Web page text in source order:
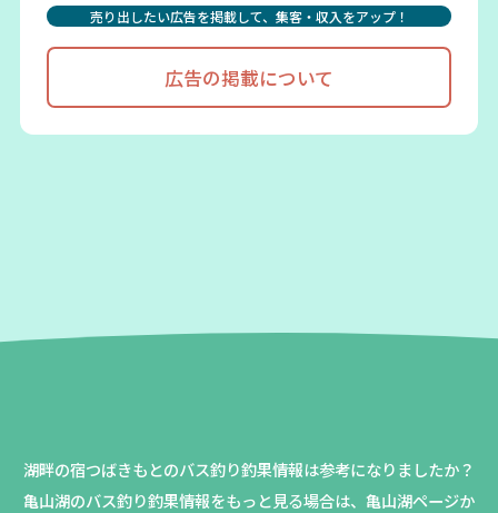
売り出したい広告を掲載して、集客・収入をアップ！
広告の掲載について
湖畔の宿つばきもとのバス釣り釣果情報は参考になりましたか？
亀山湖のバス釣り釣果情報をもっと見る場合は、亀山湖ページか